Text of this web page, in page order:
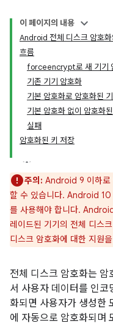
이 페이지의 내용
Android 전체 디스크 암호화
흐름
forceencrypt로 새 기기
기존 기기 암호화
기본 암호화로 암호화된
기본 암호화 없이 암호화
실패
암호화된 키 저장
주의: Android 9 이하로
할 수 있습니다. Android 10
를 사용해야 합니다.
레이드된 기기의 전체 디스
디스크 암호화에 대한 지원
전체 디스크 암호화는
서 사용자 데이터를 인
화되면 사용자가 생성한
에 자동으로 암호화되며